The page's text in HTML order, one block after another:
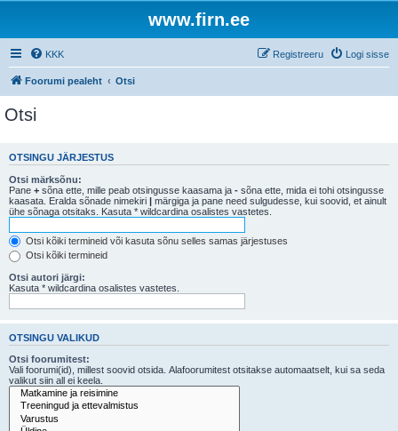
www.firn.ee
KKK Logi sisse
Registreeru
Foorumi pealeht Otsi
Otsi
OTSINGU JÄRJESTUS
Otsi märksõnu:
Pane + sõna ette, mille peab otsingusse kaasama ja - sõna ette, mida ei tohi otsingusse
kaasata. Eralda sõnade nimekiri | märgiga ja pane need sulgudesse, kui soovid, et ainult
ühe sõnaga otsitaks. Kasuta * wildcardina osalistes vastetes.
Otsi kõiki termineid või kasuta sõnu selles samas järjestuses
Otsi kõiki termineid
Otsi autori järgi:
Kasuta * wildcardina osalistes vastetes.
OTSINGU VALIKUD
Otsi foorumitest:
Vali foorumi(id), millest soovid otsida. Alafoorumitest otsitakse automaatselt, kui sa seda
valikut siin all ei keela.